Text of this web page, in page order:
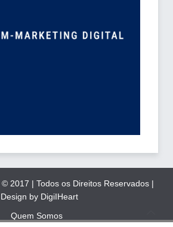
2017 | Todos os Direitos Reservados |
Design by DigiIHeart
Quem Somos